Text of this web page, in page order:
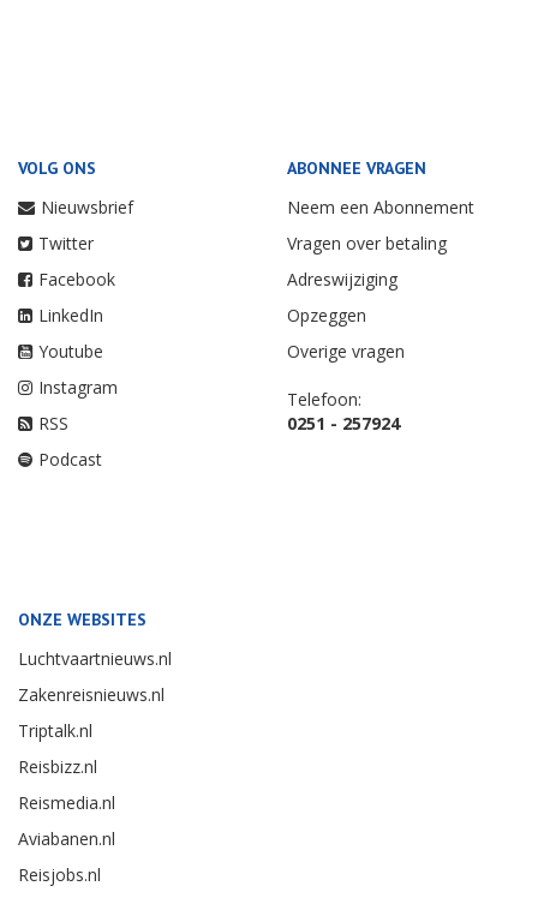
VOLG ONS
Nieuwsbrief
Twitter
Facebook
LinkedIn
Youtube
Instagram
RSS
Podcast
ABONNEE VRAGEN
Neem een Abonnement
Vragen over betaling
Adreswijziging
Opzeggen
Overige vragen
Telefoon:
0251 - 257924
ONZE WEBSITES
Luchtvaartnieuws.nl
Zakenreisnieuws.nl
Triptalk.nl
Reisbizz.nl
Reismedia.nl
Aviabanen.nl
Reisjobs.nl